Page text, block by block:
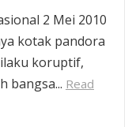
2 Mei 2010
kotak pandora
koruptif,
bangsa... Read